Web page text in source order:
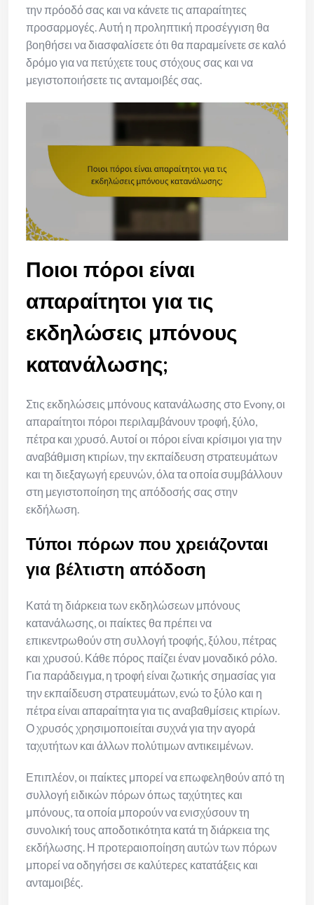
την πρόοδό σας και να κάνετε τις απαραίτητες
προσαρμογές. Αυτή η προληπτική προσέγγιση θα
βοηθήσει να διασφαλίσετε ότι θα παραμείνετε σε καλό
δρόμο για να πετύχετε τους στόχους σας και να
μεγιστοποιήσετε τις ανταμοιβές σας.
Ποιοι πόροι είναι
απαραίτητοι για τις
εκδηλώσεις μπόνους
κατανάλωσης;
Στις εκδηλώσεις μπόνους κατανάλωσης στο Evony, οι
απαραίτητοι πόροι περιλαμβάνουν τροφή, ξύλο,
πέτρα και χρυσό. Αυτοί οι πόροι είναι κρίσιμοι για την
αναβάθμιση κτιρίων, την εκπαίδευση στρατευμάτων
και τη διεξαγωγή ερευνών, όλα τα οποία συμβάλλουν
στη μεγιστοποίηση της απόδοσής σας στην
εκδήλωση.
Τύποι πόρων που χρειάζονται
για βέλτιστη απόδοση
Κατά τη διάρκεια των εκδηλώσεων μπόνους
κατανάλωσης, οι παίκτες θα πρέπει να
επικεντρωθούν στη συλλογή τροφής, ξύλου, πέτρας
και χρυσού. Κάθε πόρος παίζει έναν μοναδικό ρόλο.
Για παράδειγμα, η τροφή είναι ζωτικής σημασίας για
την εκπαίδευση στρατευμάτων, ενώ το ξύλο και η
πέτρα είναι απαραίτητα για τις αναβαθμίσεις κτιρίων.
Ο χρυσός χρησιμοποιείται συχνά για την αγορά
ταχυτήτων και άλλων πολύτιμων αντικειμένων.
Επιπλέον, οι παίκτες μπορεί να επωφεληθούν από τη
συλλογή ειδικών πόρων όπως ταχύτητες και
μπόνους, τα οποία μπορούν να ενισχύσουν τη
συνολική τους αποδοτικότητα κατά τη διάρκεια της
εκδήλωσης. Η προτεραιοποίηση αυτών των πόρων
μπορεί να οδηγήσει σε καλύτερες κατατάξεις και
ανταμοιβές.